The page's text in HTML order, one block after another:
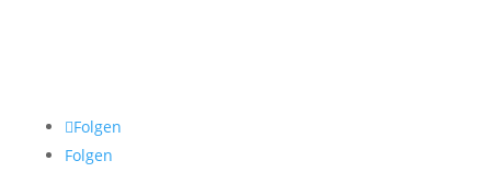
Folgen
Folgen